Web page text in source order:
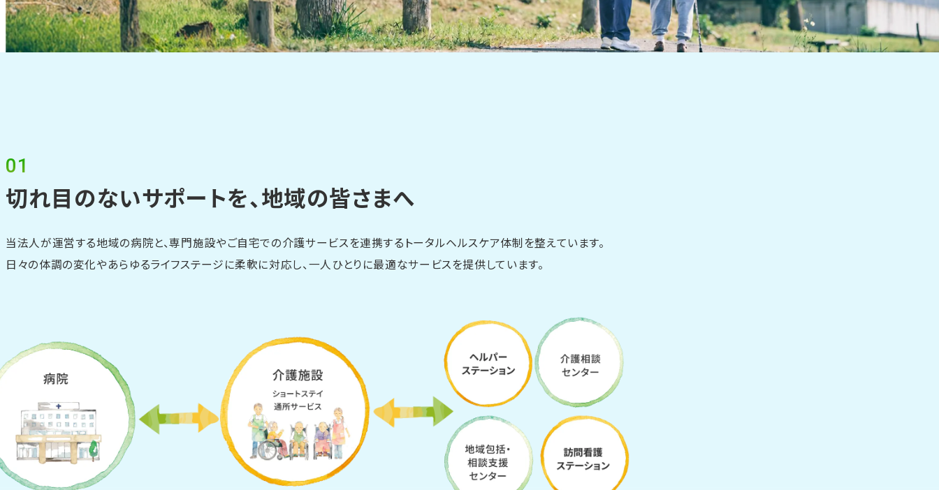
01
切れ目のないサポートを、地域の皆さまへ
当法人が運営する地域の病院と、専門施設やご自宅での介護サービスを連携するトータルヘルスケア体制を整えています。
日々の体調の変化やあらゆるライフステージに柔軟に対応し、一人ひとりに最適なサービスを提供しています。